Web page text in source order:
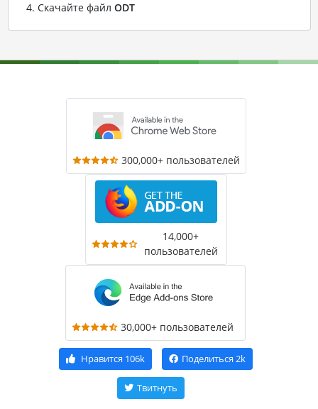
Скачайте файл ODT
300,000+ пользователей
14,000+
пользователей
30,000+ пользователей
Нравится 106k Поделиться 2k
Твитнуть